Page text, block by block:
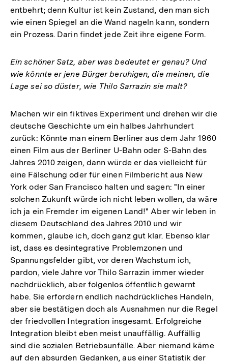
entbehrt; denn Kultur ist kein Zustand, den man sich
wie einen Spiegel an die Wand nageln kann, sondern
ein Prozess. Darin findet jede Zeit ihre eigene Form.
Ein schöner Satz, aber was bedeutet er genau? Und
wie könnte er jene Bürger beruhigen, die meinen, die
Lage sei so düster, wie Thilo Sarrazin sie malt?
Machen wir ein fiktives Experiment und drehen wir die
deutsche Geschichte um ein halbes Jahrhundert
zurück: Könnte man einem Berliner aus dem Jahr 1960
einen Film aus der Berliner U-Bahn oder S-Bahn des
Jahres 2010 zeigen, dann würde er das vielleicht für
eine Fälschung oder für einen Filmbericht aus New
York oder San Francisco halten und sagen: "In einer
solchen Zukunft würde ich nicht leben wollen, da wäre
ich ja ein Fremder im eigenen Land!" Aber wir leben in
diesem Deutschland des Jahres 2010 und wir
kommen, glaube ich, doch ganz gut klar. Ebenso klar
ist, dass es desintegrative Problemzonen und
Spannungsfelder gibt, vor deren Wachstum ich,
pardon, viele Jahre vor Thilo Sarrazin immer wieder
nachdrücklich, aber folgenlos öffentlich gewarnt
habe. Sie erfordern endlich nachdrückliches Handeln,
aber sie bestätigen doch als Ausnahmen nur die Regel
der friedvollen Integration insgesamt. Erfolgreiche
Integration bleibt eben meist unauffällig. Auffällig
sind die sozialen Betriebsunfälle. Aber niemand käme
auf den absurden Gedanken, aus einer Statistik der